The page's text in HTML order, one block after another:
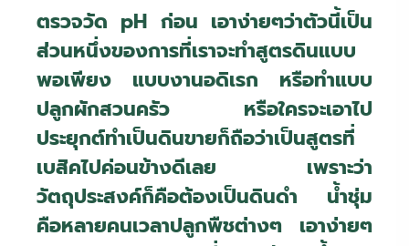
ตรวจวัด pH ก่อน เอาง่ายๆว่าตัวนี้เป็น
ส่วนหนึ่งของการที่เราจะทำสูตรดินแบบ
พอเพียง แบบงานอดิเรก หรือทำแบบ
ปลูกผักสวนครัว หรือใครจะเอาไป
ประยุกต์ทำเป็นดินขายก็ถือว่าเป็นสูตรที่
เบสิคไปค่อนข้างดีเลย เพราะว่า
วัตถุประสงค์ก็คือต้องเป็นดินดำ น้ำชุ่ม
คือหลายคนเวลาปลูกพืชต่างๆ เอาง่ายๆ